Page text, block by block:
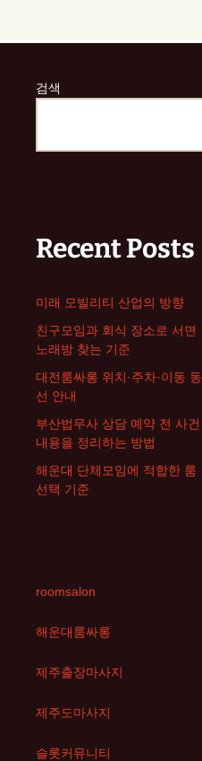
검색
Recent Posts
미래 모빌리티 산업의 방향
친구모임과 회식 장소로 서면
노래방 찾는 기준
대전룸싸롱 위치·주차·이동 동
선 안내
부산법무사 상담 예약 전 사건
내용을 정리하는 방법
해운대 단체모임에 적합한 룸
선택 기준
roomsalon
해운대룸싸롱
제주출장마사지
제주도마사지
슬롯커뮤니티